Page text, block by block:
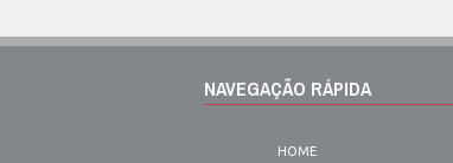
NAVEGAÇÃO RÁPIDA
HOME